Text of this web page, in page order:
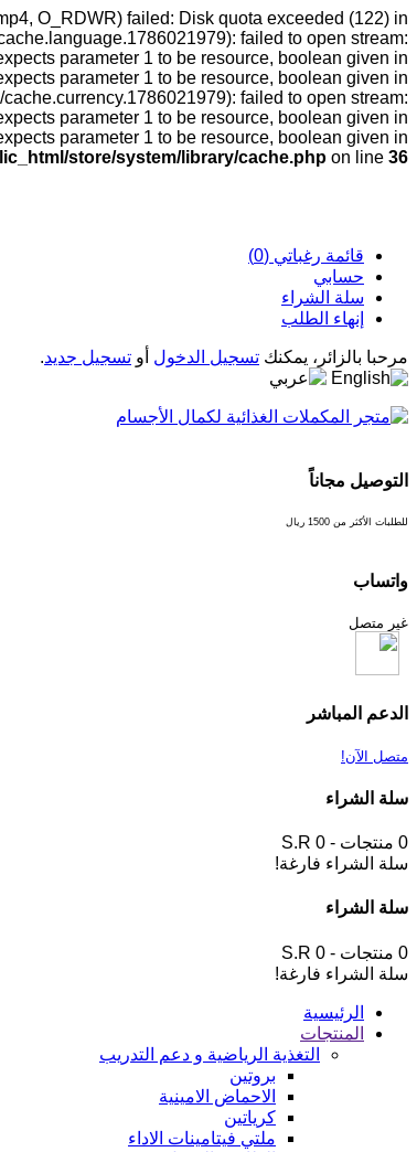
O_RDWR) failed: Disk quota exceeded (122) in
failed to open stream:
parameter 1 to be resource, boolean given in
parameter 1 to be resource, boolean given in
failed to open stream:
parameter 1 to be resource, boolean given in
parameter 1 to be resource, boolean given in
store/system/library/cache.php on line 36
قائمة رغباتي (0)
حسابي
سلة الشراء
إنهاء الطلب
مرحبا بالزائر، يمكنك تسجيل الدخول أو تسجيل جديد.
التوصيل مجاناً
للطلبات الأكثر من 1500 ريال
واتساب
غير متصل
الدعم المباشر
متصل الآن!
سلة الشراء
0 منتجات - S.R 0
سلة الشراء فارغة!
سلة الشراء
0 منتجات - S.R 0
سلة الشراء فارغة!
الرئيسية
المنتجات
التغذية الرياضية و دعم التدريب
بروتين
الاحماض الامينية
كرياتين
ملتي فيتامينات الاداء